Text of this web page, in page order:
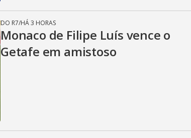
DO R7/HÁ 3 HORAS
Monaco de Filipe Luís vence o
Getafe em amistoso